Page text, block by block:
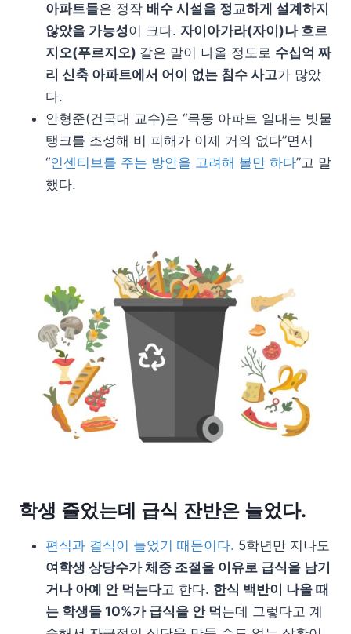
아파트들은 정작 배수 시설을 정교하게 설계하지
않았을 가능성이 크다. 자이아가라(자이)나 흐르
지오(푸르지오) 같은 말이 나올 정도로 수십억 짜
리 신축 아파트에서 어이 없는 침수 사고가 많았
다.
안형준(건국대 교수)은 “목동 아파트 일대는 빗물
탱크를 조성해 비 피해가 이제 거의 없다”면서
“인센티브를 주는 방안을 고려해 볼만 하다”고 말
했다.
학생 줄었는데 급식 잔반은 늘었다.
편식과 결식이 늘었기 때문이다. 5학년만 지나도
여학생 상당수가 체중 조절을 이유로 급식을 남기
거나 아예 안 먹는다고 한다. 한식 백반이 나올 때
는 학생들 10%가 급식을 안 먹는데 그렇다고 계